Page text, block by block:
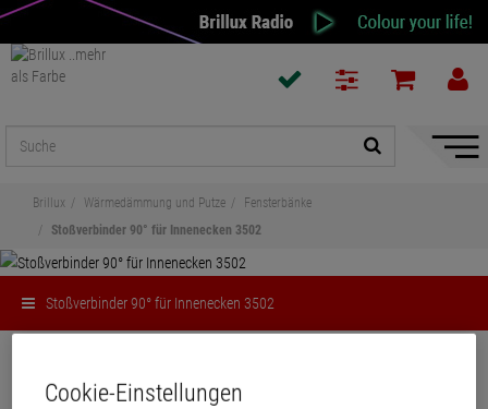
Brillux Wärmedämmung und Putze
Fensterbänke
Stoßverbinder 90° für Innenecken 3502
Stoßverbinder 90° für Innenecken 3502
Cookie-Einstellungen